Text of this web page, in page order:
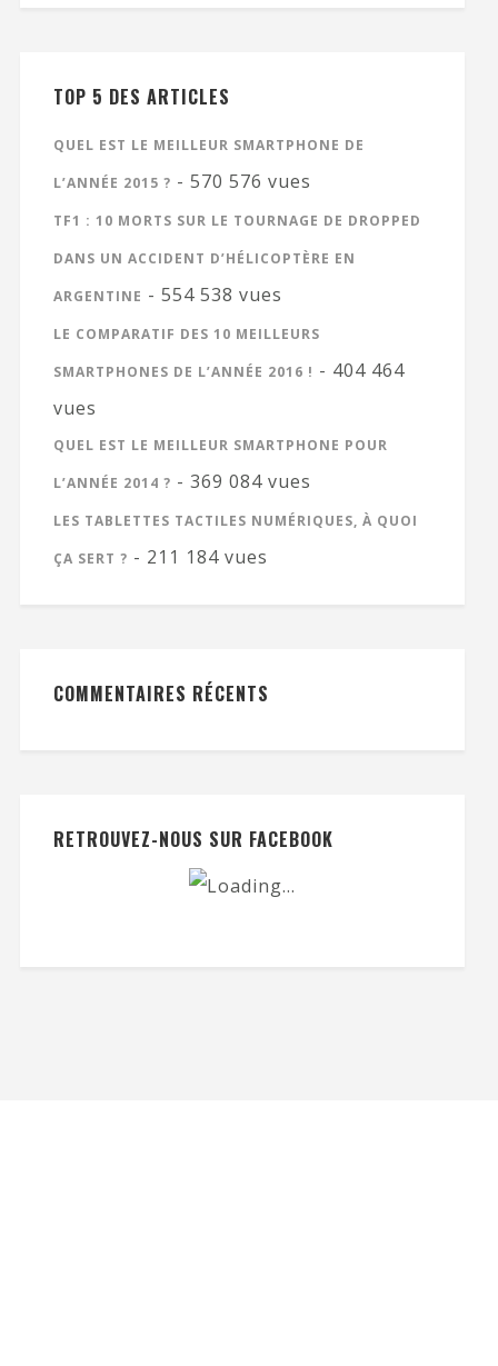
TOP 5 DES ARTICLES
QUEL EST LE MEILLEUR SMARTPHONE DE
L’ANNÉE 2015 ? - 570 576 vues
TF1 : 10 MORTS SUR LE TOURNAGE DE DROPPED
DANS UN ACCIDENT D’HÉLICOPTÈRE EN
ARGENTINE - 554 538 vues
LE COMPARATIF DES 10 MEILLEURS
SMARTPHONES DE L’ANNÉE 2016 ! - 404 464
vues
QUEL EST LE MEILLEUR SMARTPHONE POUR
L’ANNÉE 2014 ? - 369 084 vues
LES TABLETTES TACTILES NUMÉRIQUES, À QUOI
ÇA SERT ? - 211 184 vues
COMMENTAIRES RÉCENTS
RETROUVEZ-NOUS SUR FACEBOOK